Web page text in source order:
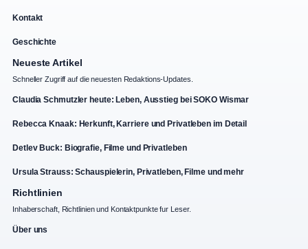
Kontakt
Geschichte
Neueste Artikel
Schneller Zugriff auf die neuesten Redaktions-Updates.
Claudia Schmutzler heute: Leben, Ausstieg bei SOKO Wismar
Rebecca Knaak: Herkunft, Karriere und Privatleben im Detail
Detlev Buck: Biografie, Filme und Privatleben
Ursula Strauss: Schauspielerin, Privatleben, Filme und mehr
Richtlinien
Inhaberschaft, Richtlinien und Kontaktpunkte fur Leser.
Über uns